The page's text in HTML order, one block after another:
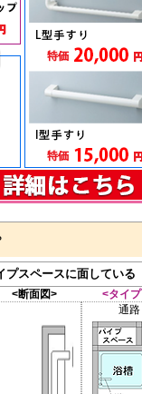
プスペースに面している
<断面図>
<タイ
通路